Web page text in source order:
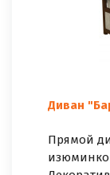
Диван
Прямой